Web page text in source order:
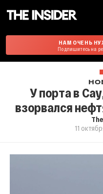
НАМ ОЧЕНЬ
Подпишитесь на
У порта в
взорвался
11